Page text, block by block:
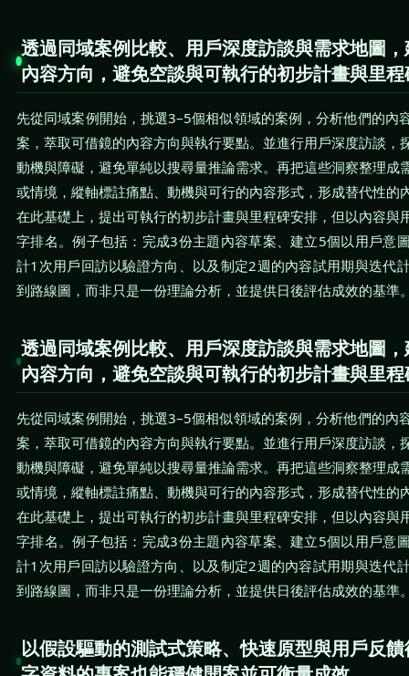
透過同域案例比較、用戶深度訪談與需求地圖
內容方向，避免空談與可執行的初步計畫與里程
先從同域案例開始，挑選3–5個相似領域的案例，分析他們的內
案，萃取可借鏡的內容方向與執行要點。並進行用戶深度訪談，
動機與障礙，避免單純以搜尋量推論需求。再把這些洞察整理成
或情境，縱軸標註痛點、動機與可行的內容形式，形成替代性的
在此基礎上，提出可執行的初步計畫與里程碑安排，但以內容與
字排名。例子包括：完成3份主題內容草案、建立5個以用戶意
計1次用戶回訪以驗證方向、以及制定2週的內容試用期與迭代
到路線圖，而非只是一份理論分析，並提供日後評估成效的基準
透過同域案例比較、用戶深度訪談與需求地圖
內容方向，避免空談與可執行的初步計畫與里程
先從同域案例開始，挑選3–5個相似領域的案例，分析他們的內
案，萃取可借鏡的內容方向與執行要點。並進行用戶深度訪談，
動機與障礙，避免單純以搜尋量推論需求。再把這些洞察整理成
或情境，縱軸標註痛點、動機與可行的內容形式，形成替代性的
在此基礎上，提出可執行的初步計畫與里程碑安排，但以內容與
字排名。例子包括：完成3份主題內容草案、建立5個以用戶意
計1次用戶回訪以驗證方向、以及制定2週的內容試用期與迭代
到路線圖，而非只是一份理論分析，並提供日後評估成效的基準
以假設驅動的測試式策略、快速原型與用戶反